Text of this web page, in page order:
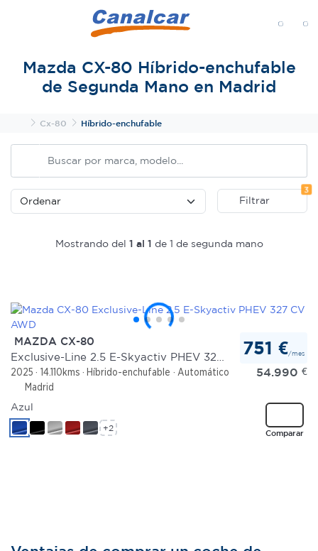
Mazda CX-80 Híbrido-enchufable
de Segunda Mano en Madrid
InicioCx-80 Híbrido-enchufable
Filtrar
3
Mostrando del 1 al 1 de 1 de segunda mano
MAZDA CX-80
2025 14.110kms Híbrido-enchufable
Automático
Madrid
751 €/mes
54.990 €
Comparar
Azul
+2